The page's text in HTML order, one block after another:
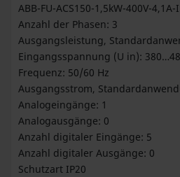
ABB-FU-ACS150-1,5kW-400V-
Anzahl der Phasen: 3
Ausgangsleistung,
Eingangsspannung (U in):
Frequenz: 50/60 Hz
Ausgangsstrom,
Analogeingänge: 1
Analogausgänge: 0
Anzahl digitaler Eingänge: 5
Anzahl digitaler Ausgänge: 0
Schutzart IP20